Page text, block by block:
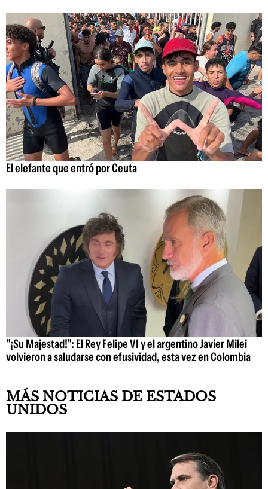
El elefante que entró por Ceuta
"¡Su Majestad!": El Rey Felipe VI y el argentino Javier Milei
volvieron a saludarse con efusividad, esta vez en Colombia
MÁS NOTICIAS DE ESTADOS
UNIDOS